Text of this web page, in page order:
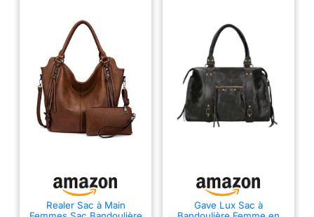
Realer Sac à Main
Gave Lux Sac à